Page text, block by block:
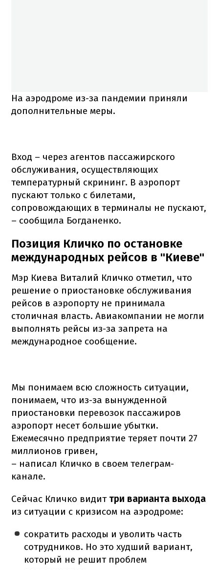
На аэродроме из-за пандемии приняли
дополнительные меры.
Вход – через агентов пассажирского
обслуживания, осуществляющих
температурный скрининг. В аэропорт
пускают только с билетами,
сопровождающих в терминалы не пускают,
– сообщила Богданенко.
Позиция Кличко по остановке
международных рейсов в "Киеве"
Мэр Киева Виталий Кличко отметил, что
решение о приостановке обслуживания
рейсов в аэропорту не принимала
столичная власть. Авиакомпании не могли
выполнять рейсы из-за запрета на
международное сообщение.
Мы понимаем всю сложность ситуации,
понимаем, что из-за вынужденной
приостановки перевозок пассажиров
аэропорт несет большие убытки.
Ежемесячно предприятие теряет почти 27
миллионов гривен,
– написал Кличко в своем телеграм-
канале.
Сейчас Кличко видиттри варианта выхода
из ситуации с кризисом на аэродроме:
сократить расходы и уволить часть
сотрудников. Но это худший вариант,
который не решит проблем